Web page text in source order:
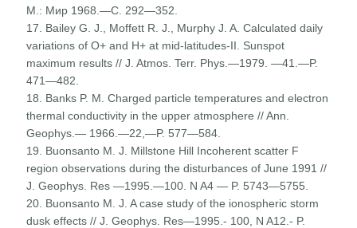
М.: Мир 1968.—С. 292—352.
17. Bailey G. J., Moffett R. J., Murphy J. A. Calculated daily
variations of O+ and H+ at mid-latitudes-II. Sunspot
maximum results // J. Atmos. Terr. Phys.—1979. —41.—P.
471—482.
18. Banks P. M. Charged particle temperatures and electron
thermal conductivity in the upper atmosphere // Ann.
Geophys.— 1966.—22,—P. 577—584.
19. Buonsanto M. J. Millstone Hill Incoherent scatter F
region observations during the disturbances of June 1991 //
J. Geophys. Res —1995.—100. N A4 — P. 5743—5755.
20. Buonsanto M. J. A case study of the ionospheric storm
dusk effects // J. Geophys. Res—1995.- 100, N A12.- P.